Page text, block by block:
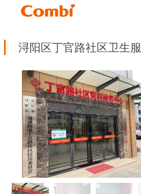
浔阳区丁官路社区卫生